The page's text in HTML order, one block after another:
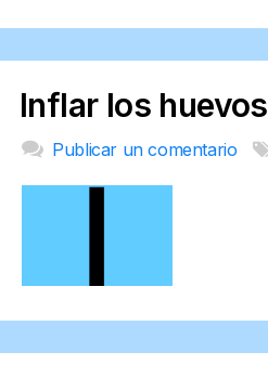
Inflar los huevos
Publicar un comentario